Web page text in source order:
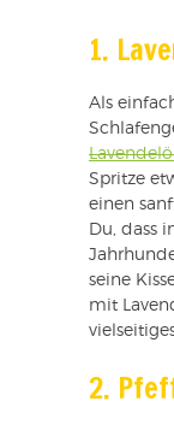
1.
Als
Spritze
einen
Du, dass
seine
mit
2.